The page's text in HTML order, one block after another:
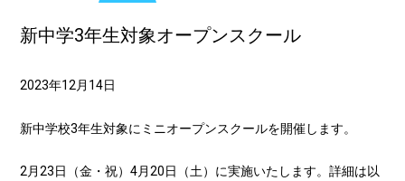
新中学3年生対象オープンスクール
2023年12月14日
新中学校3年生対象にミニオープンスクールを開催します。
2月23日（金・祝）4月20日（土）に実施いたします。詳細は以